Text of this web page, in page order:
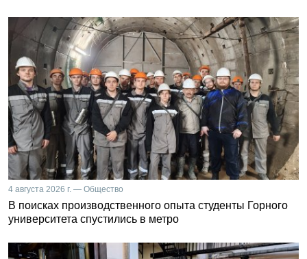
4 августа 2026 г. — Общество
В поисках производственного опыта студенты Горного
университета спустились в метро